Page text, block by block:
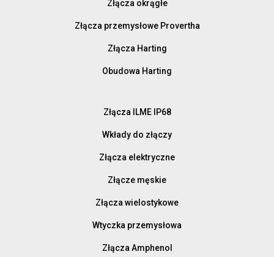
Złącza okrągłe
Złącza przemysłowe Provertha
Złącza Harting
Obudowa Harting
Złącza ILME IP68
Wkłady do złączy
Złącza elektryczne
Złącze męskie
Złącza wielostykowe
Wtyczka przemysłowa
Złącza Amphenol